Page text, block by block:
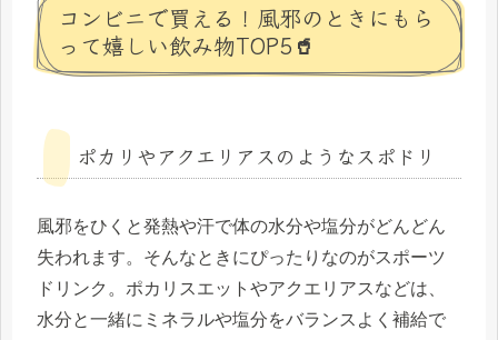
コンビニで買える！風邪のときにもら
って嬉しい飲み物TOP5🥤
ポカリやアクエリアスのようなスポドリ
風邪をひくと発熱や汗で体の水分や塩分がどんどん
失われます。そんなときにぴったりなのがスポーツ
ドリンク。ポカリスエットやアクエリアスなどは、
水分と一緒にミネラルや塩分をバランスよく補給で